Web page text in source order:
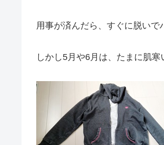
用事が済んだら、すぐに脱いで
しかし5月や6月は、たまに肌